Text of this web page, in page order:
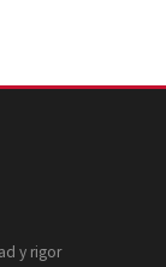
y rigor